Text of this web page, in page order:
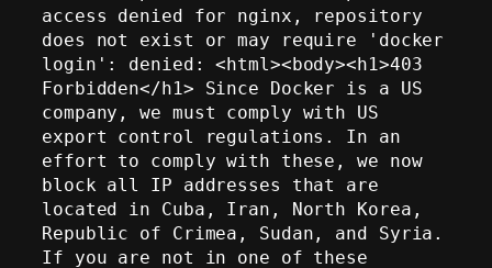
access denied for nginx, repository
does not exist or may require 'docker
login': denied: <html><body><h1>403
Forbidden</h1> Since Docker is a US
company, we must comply with US
export control regulations. In an
effort to comply with these, we now
block all IP addresses that are
located in Cuba, Iran, North Korea,
Republic of Crimea, Sudan, and Syria.
If you are not in one of these